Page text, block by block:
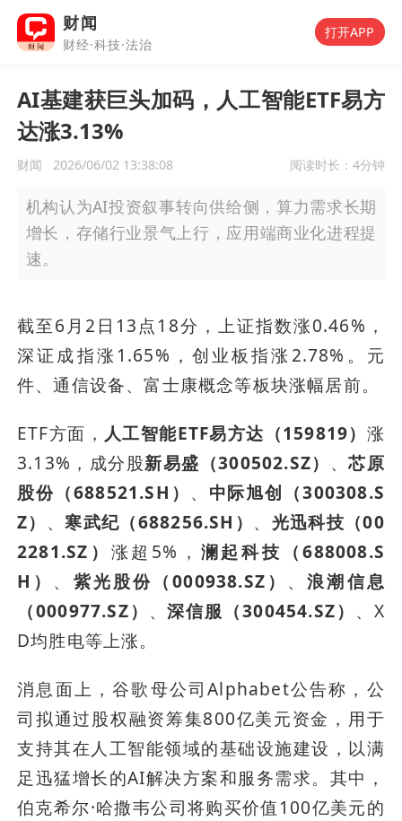
财闻
财经·科技·法治
打开APP
AI基建获巨头加码，人工智能ETF易方
达涨3.13%
财闻 2026/06/02 13:38:08 阅读时长： 4分钟
机构认为AI投资叙事转向供给侧，算力需求长期
增长，存储行业景气上行，应用端商业化进程提
速。
截至6月2日13点18分，上证指数涨0.46%，
深证成指涨1.65%，创业板指涨2.78%。元
件、通信设备、富士康概念等板块涨幅居前。
ETF方面， 人工智能ETF易方达（159819） 涨
3.13%，成分股新易盛（300502.SZ） 、芯原
股份（688521.SH） 、 中际旭创（300308.S
Z） 、寒武纪（688256.SH） 、 光迅科技（00
2281.SZ） 涨超5%， 澜起科技（688008.S
H） 、 紫光股份（000938.SZ） 、浪潮信息
（000977.SZ） 、深信服（300454.SZ） 、X
D均胜电等上涨。
消息面上，谷歌母公司Alphabet公告称，公
司拟通过股权融资筹集800亿美元资金，用于
支持其在人工智能领域的基础设施建设，以满
足迅猛增长的AI解决方案和服务需求。其中，
伯克希尔·哈撒韦公司将购买价值100亿美元的